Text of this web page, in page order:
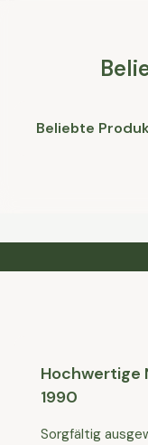
Beliebte
Hochwertige
1990
Sorgfältig